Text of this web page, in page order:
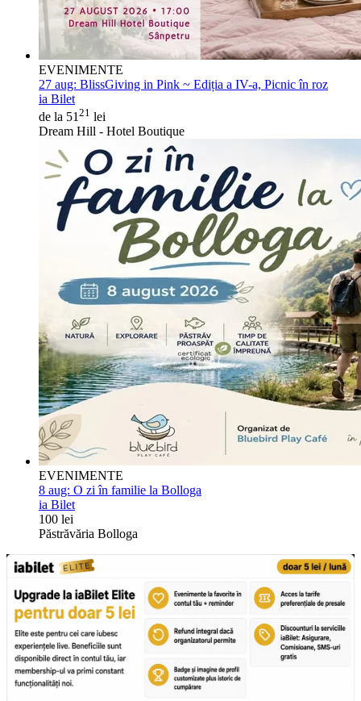
EVENIMENTE
27 aug: BlissGiving in Pink ~ Ediția a IV-a, Picnic în roz
ia Bilet
de la 51 21 lei
Dream Hill - Hotel Boutique
EVENIMENTE
8 aug: O zi în familie la Bolloga
ia Bilet
100 lei
Păstrăvăria Bolloga